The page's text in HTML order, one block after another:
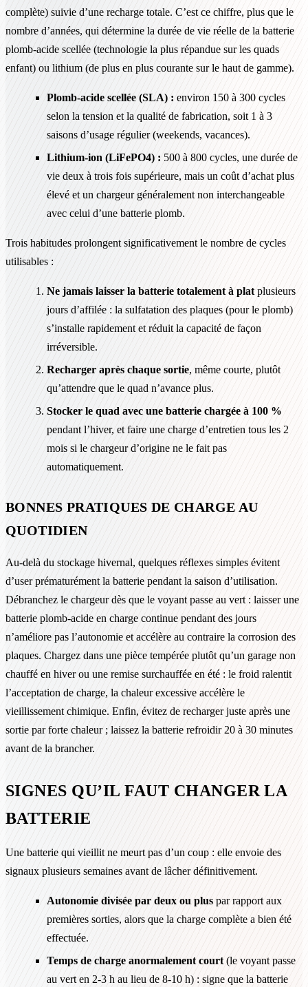
complète) suivie d’une recharge totale. C’est ce chiffre, plus que le
nombre d’années, qui détermine la durée de vie réelle de la batterie
plomb-acide scellée (technologie la plus répandue sur les quads
enfant) ou lithium (de plus en plus courante sur le haut de gamme).
Plomb-acide scellée (SLA) : environ 150 à 300 cycles
selon la tension et la qualité de fabrication, soit 1 à 3
saisons d’usage régulier (weekends, vacances).
Lithium-ion (LiFePO4) : 500 à 800 cycles, une durée de
vie deux à trois fois supérieure, mais un coût d’achat plus
élevé et un chargeur généralement non interchangeable
avec celui d’une batterie plomb.
Trois habitudes prolongent significativement le nombre de cycles
utilisables :
Ne jamais laisser la batterie totalement à plat plusieurs
jours d’affilée : la sulfatation des plaques (pour le plomb)
s’installe rapidement et réduit la capacité de façon
irréversible.
Recharger après chaque sortie, même courte, plutôt
qu’attendre que le quad n’avance plus.
Stocker le quad avec une batterie chargée à 100 %
pendant l’hiver, et faire une charge d’entretien tous les 2
mois si le chargeur d’origine ne le fait pas
automatiquement.
BONNES PRATIQUES DE CHARGE AU
QUOTIDIEN
Au-delà du stockage hivernal, quelques réflexes simples évitent
d’user prématurément la batterie pendant la saison d’utilisation.
Débranchez le chargeur dès que le voyant passe au vert : laisser une
batterie plomb-acide en charge continue pendant des jours
n’améliore pas l’autonomie et accélère au contraire la corrosion des
plaques. Chargez dans une pièce tempérée plutôt qu’un garage non
chauffé en hiver ou une remise surchauffée en été : le froid ralentit
l’acceptation de charge, la chaleur excessive accélère le
vieillissement chimique. Enfin, évitez de recharger juste après une
sortie par forte chaleur ; laissez la batterie refroidir 20 à 30 minutes
avant de la brancher.
SIGNES QU’IL FAUT CHANGER LA
BATTERIE
Une batterie qui vieillit ne meurt pas d’un coup : elle envoie des
signaux plusieurs semaines avant de lâcher définitivement.
Autonomie divisée par deux ou plus par rapport aux
premières sorties, alors que la charge complète a bien été
effectuée.
Temps de charge anormalement court (le voyant passe
au vert en 2-3 h au lieu de 8-10 h) : signe que la batterie